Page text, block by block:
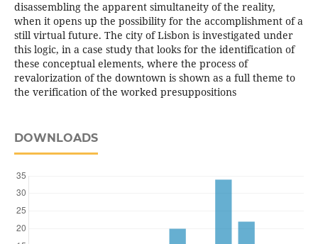
disassembling the apparent simultaneity of the reality,
when it opens up the possibility for the accomplishment of a
still virtual future. The city of Lisbon is investigated under
this logic, in a case study that looks for the identification of
these conceptual elements, where the process of
revalorization of the downtown is shown as a full theme to
the verification of the worked presuppositions
DOWNLOADS